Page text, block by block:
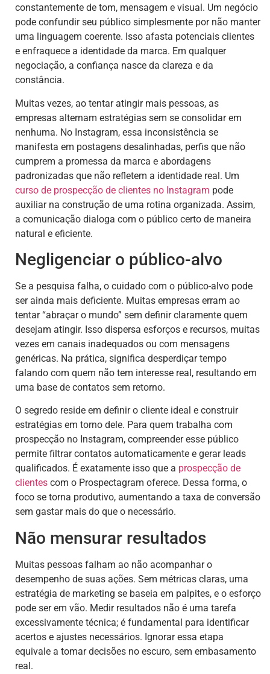
constantemente de tom, mensagem e visual. Um negócio
pode confundir seu público simplesmente por não manter
uma linguagem coerente. Isso afasta potenciais clientes
e enfraquece a identidade da marca. Em qualquer
negociação, a confiança nasce da clareza e da
constância.
Muitas vezes, ao tentar atingir mais pessoas, as
empresas alternam estratégias sem se consolidar em
nenhuma. No Instagram, essa inconsistência se
manifesta em postagens desalinhadas, perfis que não
cumprem a promessa da marca e abordagens
padronizadas que não refletem a identidade real. Um
curso de prospecção de clientes no Instagram pode
auxiliar na construção de uma rotina organizada. Assim,
a comunicação dialoga com o público certo de maneira
natural e eficiente.
Negligenciar o público-alvo
Se a pesquisa falha, o cuidado com o público-alvo pode
ser ainda mais deficiente. Muitas empresas erram ao
tentar “abraçar o mundo” sem definir claramente quem
desejam atingir. Isso dispersa esforços e recursos, muitas
vezes em canais inadequados ou com mensagens
genéricas. Na prática, significa desperdiçar tempo
falando com quem não tem interesse real, resultando em
uma base de contatos sem retorno.
O segredo reside em definir o cliente ideal e construir
estratégias em torno dele. Para quem trabalha com
prospecção no Instagram, compreender esse público
permite filtrar contatos automaticamente e gerar leads
qualificados. É exatamente isso que a prospecção de
clientes com o Prospectagram oferece. Dessa forma, o
foco se torna produtivo, aumentando a taxa de conversão
sem gastar mais do que o necessário.
Não mensurar resultados
Muitas pessoas falham ao não acompanhar o
desempenho de suas ações. Sem métricas claras, uma
estratégia de marketing se baseia em palpites, e o esforço
pode ser em vão. Medir resultados não é uma tarefa
excessivamente técnica; é fundamental para identificar
acertos e ajustes necessários. Ignorar essa etapa
equivale a tomar decisões no escuro, sem embasamento
real.